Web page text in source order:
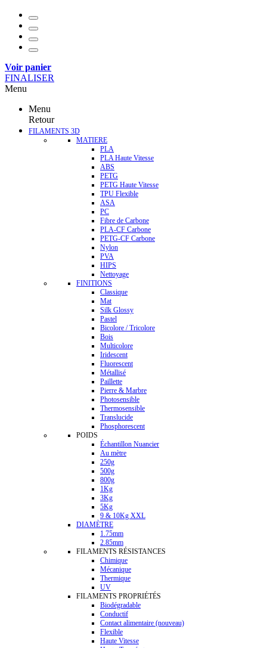
Voir panier
FINALISER
Menu
Menu
Retour
FILAMENTS 3D
MATIERE
PLA
PLA Haute Vitesse
ABS
PETG
PETG Haute Vitesse
TPU Flexible
ASA
PC
Fibre de Carbone
PLA-CF Carbone
PETG-CF Carbone
Nylon
PVA
HIPS
Nettoyage
FINITIONS
Classique
Mat
Silk Glossy
Pastel
Bicolore / Tricolore
Bois
Multicolore
Iridescent
Fluorescent
Métallisé
Paillette
Pierre & Marbre
Photosensible
Thermosensible
Translucide
Phosphorescent
POIDS
Échantillon Nuancier
Au mètre
250g
500g
800g
1Kg
3Kg
5Kg
9 & 10Kg XXL
DIAMÈTRE
1.75mm
2.85mm
FILAMENTS RÉSISTANCES
Chimique
Mécanique
Thermique
UV
FILAMENTS PROPRIÉTÉS
Biodégradable
Conductif
Contact alimentaire (nouveau)
Flexible
Haute Vitesse